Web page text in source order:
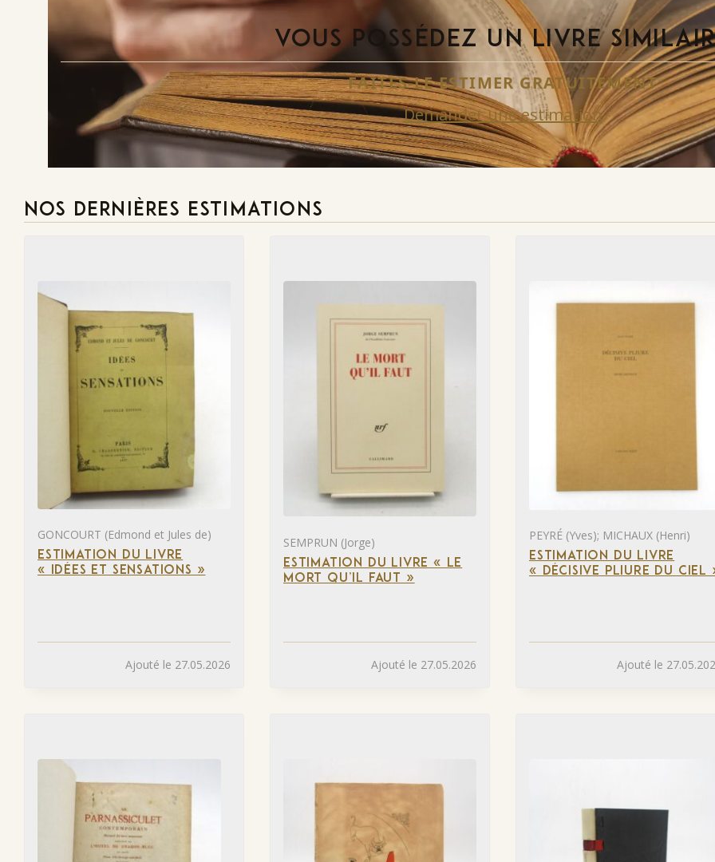
VOUS POSSÉDEZ UN LIVRE
FAITES-LE ESTIMER GRATUITEMENT
Demander une estimation
NOS DERNIÈRES ESTIMATIONS
GONCOURT (Edmond et Jules de)
ESTIMATION DU LIVRE
« IDÉES ET SENSATIONS »
Ajouté le 27.05.2026
SEMPRUN (Jorge)
ESTIMATION DU LIVRE « LE
MORT QU’IL FAUT »
Ajouté le 27.05.2026
PEYRÉ (Yves); MICHAUX (Henri)
ESTIMATION DU LIVRE
« DÉCISIVE PLIURE DU CIEL
Ajouté le